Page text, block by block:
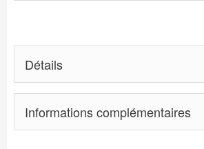
Détails
Informations complémentaires